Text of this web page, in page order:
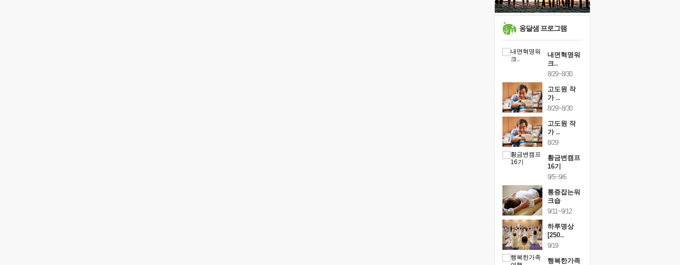
못된 꼰대들
너무 황홀한 꽃들이여!
희망이란
'모른다'는 것
옹달샘 프로그램
내면혁명워
크..
8/29~8/30
고도원 작
가 ..
8/29~8/30
고도원 작
가 ..
8/29
황금변캠프
16기
9/5~9/6
통증잡는워
크숍
9/11~9/12
하루명상
[250..
9/19
행복한가족